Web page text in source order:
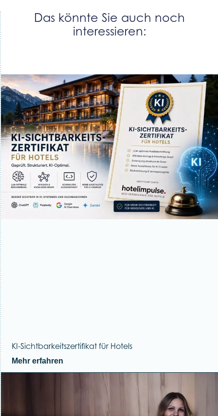
Das könnte Sie auch noch
interessieren:
KI-Sichtbarkeitszertifikat für Hotels
Mehr erfahren